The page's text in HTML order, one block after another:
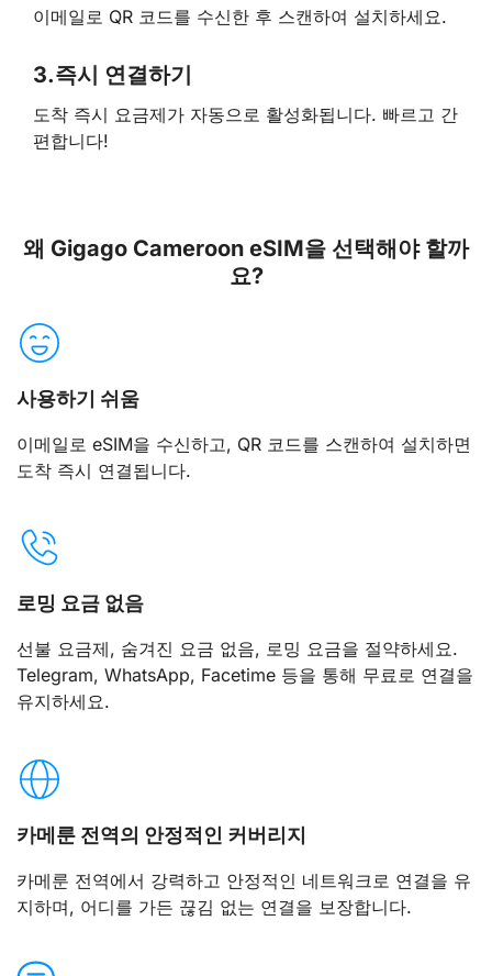
이메일로 QR 코드를 수신한 후 스캔하여 설치하세요.
3.즉시 연결하기
도착 즉시 요금제가 자동으로 활성화됩니다. 빠르고 간
편합니다!
왜 Gigago Cameroon eSIM을 선택해야 할까
요?
사용하기 쉬움
이메일로 eSIM을 수신하고, QR 코드를 스캔하여 설치하면
도착 즉시 연결됩니다.
로밍 요금 없음
선불 요금제, 숨겨진 요금 없음, 로밍 요금을 절약하세요.
Telegram, WhatsApp, Facetime 등을 통해 무료로 연결을
유지하세요.
카메룬 전역의 안정적인 커버리지
카메룬 전역에서 강력하고 안정적인 네트워크로 연결을 유
지하며, 어디를 가든 끊김 없는 연결을 보장합니다.